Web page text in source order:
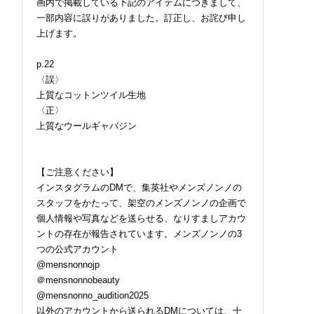
画内で掲載している下記のアイテムにつきまして、
一部内容に誤りがありました。訂正し、お詫び申し
上げます。
p.22
〈誤〉
上質なコットンツイル生地
〈正〉
上質なウールギャバジン
【ご注意ください】
インスタグラムのDMで、集英社やメンズノンノの
スタッフをかたって、架空のメンズノンノの企画で
個人情報や写真などを送らせる、なりすましアカウ
ントの存在が報告されています。メンズノンノの3
つの公式アカウント
@mensnonnojp
＠mensnonnobeauty
@mensnonno_audition2025
以外のアカウントから送られるDMについては、十